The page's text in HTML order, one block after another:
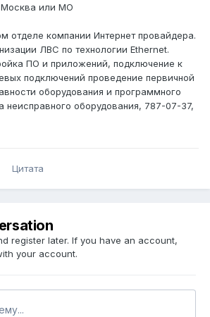
Москва или МО
отделе компании Интернет провайдера.
ЛВС по технологии Ethernet.
ПО и приложений, подключение к
подключений проведение первичной
оборудования и программного
неисправного оборудования, 787-07-37,
Цитата
register later. If you have an account,
your account.